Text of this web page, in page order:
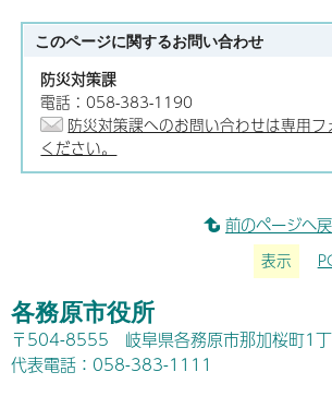
このページに関するお問い合わせ
防災対策課
電話：058-383-1190
防災対策課へのお問い合わせは専用
ください。
前のページへ
表示
各務原市役所
〒504-8555 岐阜県各務原市那加桜町1
代表電話：058-383-1111